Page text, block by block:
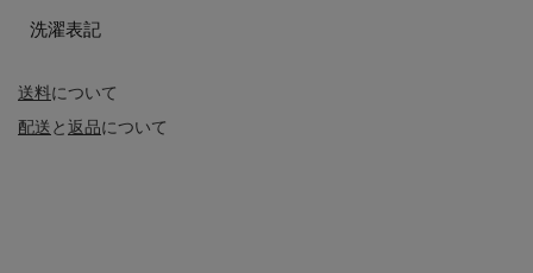
送料について
配送と返品について
洗濯表記